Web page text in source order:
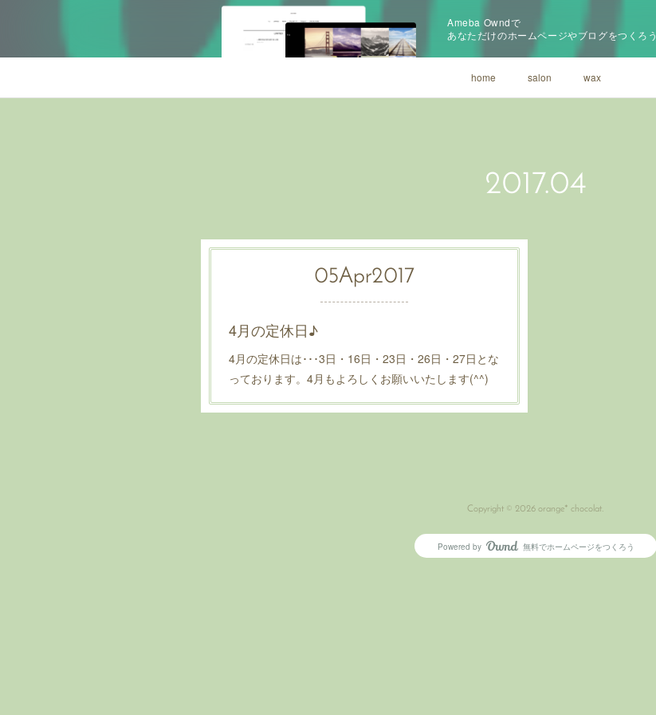
Ameba Owndで
あなただけのホームページやブログをつくろう
home salon wax
2017.04
05Apr2017
4月の定休日♪
4月の定休日は･･･3日・16日・23日・26日・27日とな
っております。4月もよろしくお願いいたします(^^)
Copyright © 2026 orange* chocolat.
Powered by AmebaOwnd
無料でホームページをつくろう